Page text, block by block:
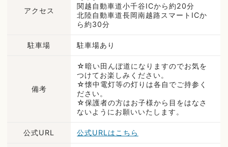
アクセス
関越自動車道小千谷ICから約20分
北陸自動車道長岡南越路スマートICか
ら約30分
駐車場 駐車場あり
備考
☆暗い田んぼ道になりますのでお気を
つけてお楽しみください。
☆懐中電灯等の灯りは各自でご持参く
ださい。
☆保護者の方はお子様から目をはなさ
ないようにお願いいたします。
公式URL 公式URLはこちら